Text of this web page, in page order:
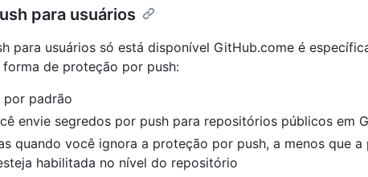
para usuários
para usuários só está disponível GitHub.come é
de proteção por push:
por padrão
envie segredos por push para repositórios públicos em
quando você ignora a proteção por push, a menos que
habilitada no nível do repositório